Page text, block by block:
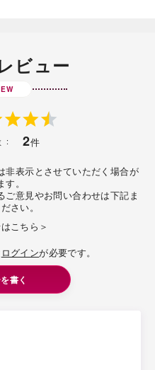
ビュー
2件
非表示とさせていただく場合が
。
意見やお問い合わせは下記ま
さい。
こちら＞
ログインが必要です。
書く